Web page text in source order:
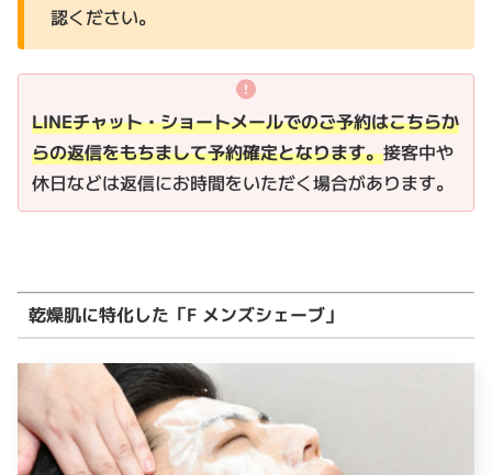
認ください。
LINEチャット・ショートメールでのご予約はこちらか
らの返信をもちまして予約確定となります。接客中や
休日などは返信にお時間をいただく場合があります。
乾燥肌に特化した「F メンズシェーブ」